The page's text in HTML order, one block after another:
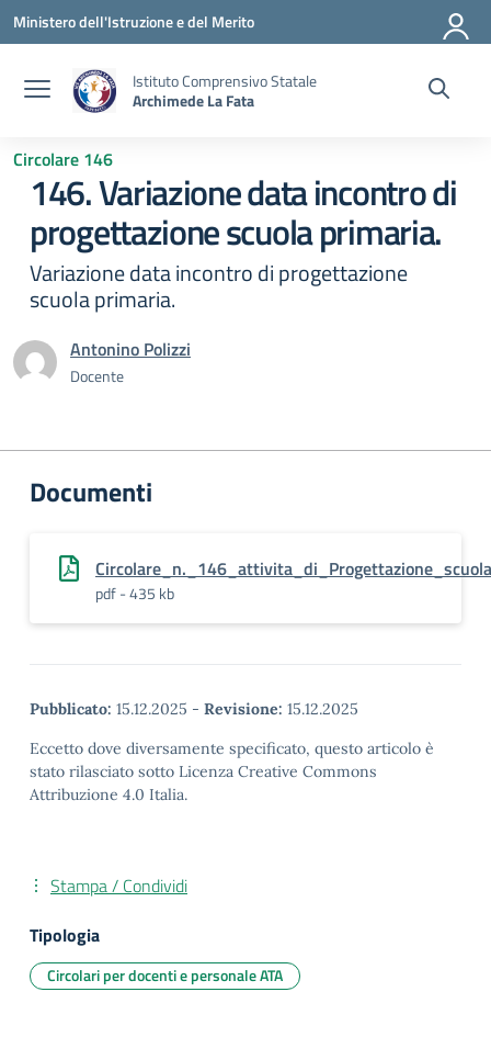
Vai ai contenuti
Vai al menu di navigazione
Vai al footer
Ministero dell'Istruzione e del Merito
Istituto Comprensivo Statale
Archimede La Fata
Circolare 146
146. Variazione data incontro di
progettazione scuola primaria.
Variazione data incontro di progettazione
scuola primaria.
Antonino Polizzi
Docente
Documenti
pdf - 435 kb
Pubblicato: 15.12.2025 - Revisione: 15.12.2025
Eccetto dove diversamente specificato, questo articolo è
stato rilasciato sotto Licenza Creative Commons
Attribuzione 4.0 Italia.
Stampa / Condividi
Tipologia
Circolari per docenti e personale ATA